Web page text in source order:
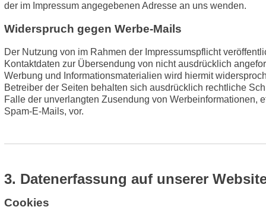
der im Impressum angegebenen Adresse an uns wenden.
Widerspruch gegen Werbe-Mails
Der Nutzung von im Rahmen der Impressumspflicht
Kontaktdaten zur Übersendung von nicht ausdrücklich
Werbung und Informationsmaterialien wird hiermit
Betreiber der Seiten behalten sich ausdrücklich rechtliche
Falle der unverlangten Zusendung von Werbeinformationen,
Spam-E-Mails, vor.
3. Datenerfassung auf unserer
Cookies